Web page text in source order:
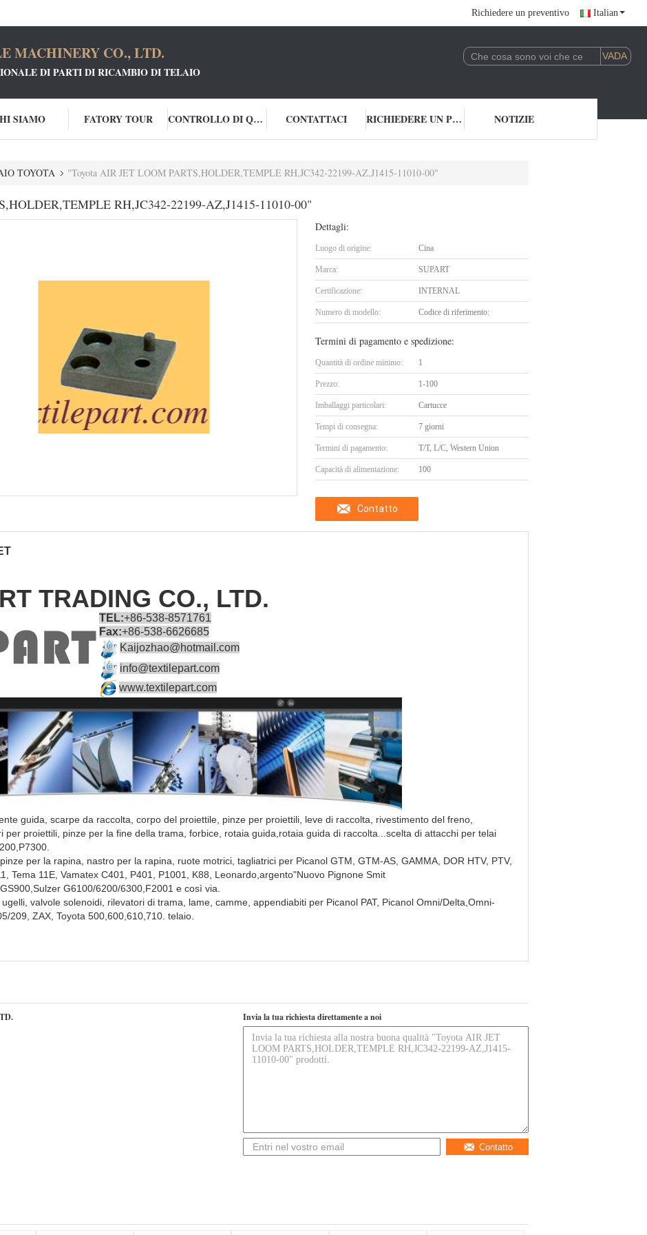
Richiedere un preventivo Italian
MACHINERY CO., LTD.
DI PARTI DI RICAMBIO DI TELAIO
SIAMO FATORY TOUR CONTROLLO DI QUALITÀ CONTATTACI RICHIEDERE UN PREVENTIVO NOTIZIE
TOYOTA "Toyota AIR JET LOOM PARTS,HOLDER,TEMPLE RH,JC342-22199-AZ,J1415-11010-00"
RH,JC342-22199-AZ,J1415-11010-00"
Dettagli:
Luogo di origine: Cina
Marca: SUPART
Certificazione: INTERNAL
Numero di modello: Codice di riferimento:
Termini di pagamento e spedizione:
Quantità di ordine minimo: 1
Prezzo: 1-100
Imballaggi particolari: Cartucce
Tempi di consegna: 7 giorni
Termini di pagamento: T/T, L/C, Western Union
Capacità di alimentazione: 100
Contatto
TRADING CO., LTD.
TEL:+86-538-8571761
Fax:+86-538-6626685
Kaijozhao@hotmail.com
info@textilepart.com
www.textilepart.com
guida, scarpe da raccolta, corpo del proiettile, pinze per proiettili, leve di raccolta, rivestimento del freno,
per proiettili, pinze per la fine della trama, forbice, rotaia guida,rotaia guida di raccolta...scelta di attacchi per telai
per la rapina, nastro per la rapina, ruote motrici, tagliatrici per Picanol GTM, GTM-AS, GAMMA, DOR HTV, PTV,
Tema 11E, Vamatex C401, P401, P1001, K88, Leonardo,argento"Nuovo Pignone Smit
G6100/6200/6300,F2001 e così via.
valvole solenoidi, rilevatori di trama, lame, camme, appendiabiti per Picanol PAT, Picanol Omni/Delta,Omni-
209, ZAX, Toyota 500,600,610,710. telaio.
Invia la tua richiesta direttamente a noi
Contatto